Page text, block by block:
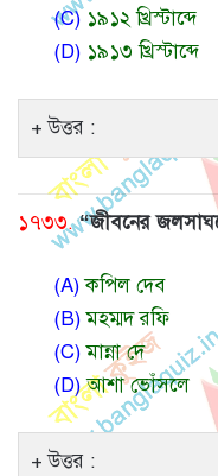
(C) ১৯১২ খ্রিস্টাব্দে
(D) ১৯১৩ খ্রিস্টাব্দে
উত্তর :
১৭৩৩. “জীবনের
(A)কপিল দেব
(B)মহম্মদ রফি
(C)মান্না দে
(D)আশা ভোঁসলে
উত্তর :